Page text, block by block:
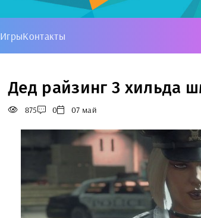
ИгрыКонтакты
Дед райзинг 3 хильда
875 0 07 май